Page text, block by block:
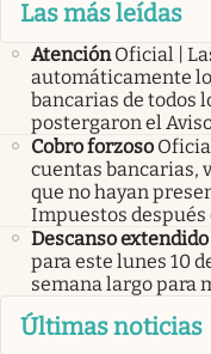
Las más leídas
Atención Oficial |
automáticamente
bancarias de todos
postergaron el
Cobro forzoso
cuentas bancarias,
que no hayan
Impuestos
Descanso extendido
para este lunes 10
semana largo para
Últimas noticias